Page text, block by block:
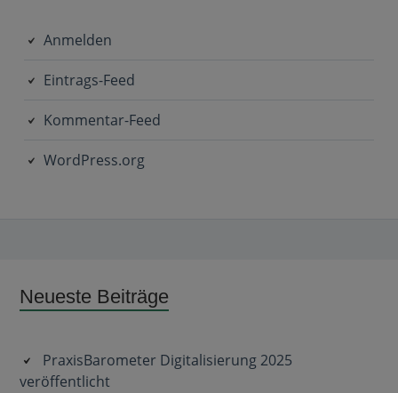
Anmelden
Eintrags-Feed
Kommentar-Feed
WordPress.org
Subsidiary
Neueste Beiträge
PraxisBarometer Digitalisierung 2025
veröffentlicht